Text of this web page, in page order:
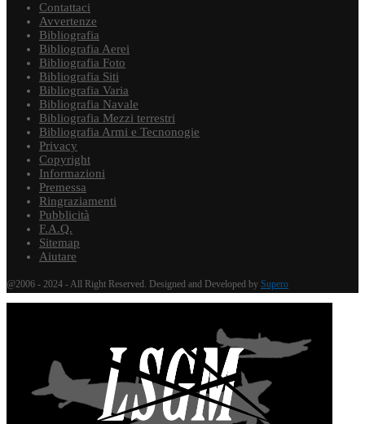
Contattaci
Avvertenze
Bibliografia
Bibliografia Aerei
Bibliografia Foto
Bibliografia Siti
Bibliografia Varia
Bibliografia Navale
Bibliografia Mezzi terrestri
Bibliografia Armi e Tecnonogie
Privacy
Copyright
Informazioni
Premessa
Ringraziamenti
Pubblicità
F.A.Q.
Sitemap
Aiutare
@2006 - 2024 - All Right Reserved. Designed and Developed by Supero